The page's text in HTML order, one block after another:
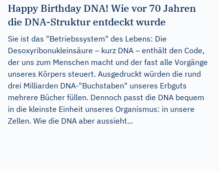
Happy Birthday DNA! Wie vor 70 Jahren
die DNA-Struktur entdeckt wurde
Sie ist das "Betriebssystem" des Lebens: Die
Desoxyribonukleinsäure – kurz DNA – enthält den Code,
der uns zum Menschen macht und der fast alle Vorgänge
unseres Körpers steuert. Ausgedruckt würden die rund
drei Milliarden DNA-"Buchstaben" unseres Erbguts
mehrere Bücher füllen. Dennoch passt die DNA bequem
in die kleinste Einheit unseres Organismus: in unsere
Zellen. Wie die DNA aber aussieht...